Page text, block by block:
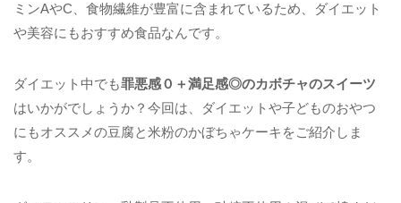
ミンAやC、食物繊維が豊富に含まれているため、ダイエット
や美容にもおすすめ食品なんです。
ダイエット中でも罪悪感０＋満足感◎のカボチャのスイーツ
はいかがでしょうか？今回は、ダイエットや子どものおやつ
にもオススメの豆腐と米粉のかぼちゃケーキをご紹介しま
す。